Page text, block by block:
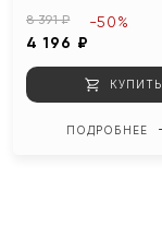
8 391 ₽
4 196 ₽
-50%
КУПИТЬ
ПОДРОБНЕЕ